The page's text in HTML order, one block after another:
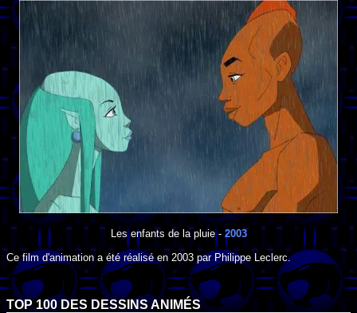
Les enfants de la pluie- 2003
Ce film d'animation a été réalisé en 2003 par Philippe Leclerc.
TOP 100 DES DESSINS ANIMÉS